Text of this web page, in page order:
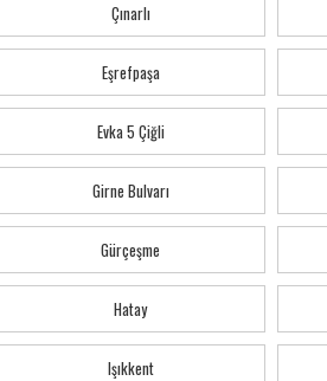
Çınarlı
Eşrefpaşa
Evka 5 Çiğli
Girne Bulvarı
Gürçeşme
Hatay
Işıkkent